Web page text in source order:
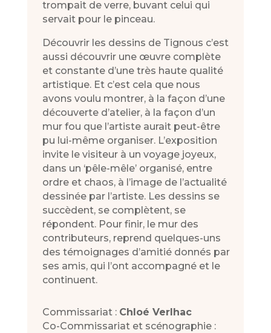
trompait de verre, buvant celui qui
servait pour le pinceau.
Découvrir les dessins de Tignous c’est
aussi découvrir une œuvre complète
et constante d’une très haute qualité
artistique. Et c’est cela que nous
avons voulu montrer, à la façon d’une
découverte d’atelier, à la façon d’un
mur fou que l’artiste aurait peut-être
pu lui-même organiser. L’exposition
invite le visiteur à un voyage joyeux,
dans un ‘pêle-mêle’ organisé, entre
ordre et chaos, à l’image de l’actualité
dessinée par l’artiste. Les dessins se
succèdent, se complètent, se
répondent. Pour finir, le mur des
contributeurs, reprend quelques-uns
des témoignages d’amitié donnés par
ses amis, qui l’ont accompagné et le
continuent.
Commissariat : Chloé Verlhac
Co-Commissariat et scénographie :